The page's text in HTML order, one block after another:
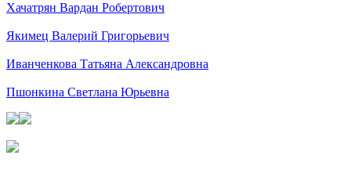
Хачатрян Вардан Робертович
Якимец Валерий Григорьевич
Иванченкова Татьяна Александровна
Пшонкина Светлана Юрьевна